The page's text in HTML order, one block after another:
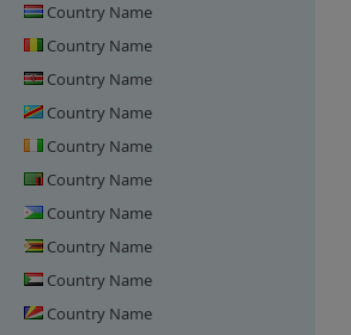
Country Name
Country Name
Country Name
Country Name
Country Name
Country Name
Country Name
Country Name
Country Name
Country Name